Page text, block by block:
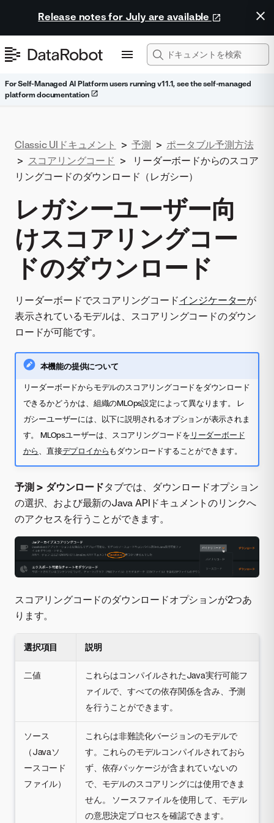
Release notes for July are available
For Self-Managed AI Platform users running v11.1, see the self-managed
platform documentation
Classic UIドキュメント > 予測 > ポータブル予測方法
> スコアリングコード >
リーダーボードからのスコア
リングコードのダウンロード（レガシー）
レガシーユーザー向
けスコアリングコー
ドのダウンロード
リーダーボードでスコアリングコードインジケーターが
表示されているモデルは、スコアリングコードのダウン
ロードが可能です。
本機能の提供について
リーダーボードからモデルのスコアリングコードをダウンロード
できるかどうかは、組織のMLOps設定によって異なります。 レ
ガシーユーザーには、以下に説明されるオプションが表示されま
す。 MLOpsユーザーは、スコアリングコードを リーダーボード
から
、直接デプロイからもダウンロードすることができます。
予測 > ダウンロードタブでは、ダウンロードオプション
の選択、および最新のJava APIドキュメントのリンクへ
のアクセスを行うことができます。
スコアリングコードのダウンロードオプションが2つあ
ります。
選択項目 説明
二値
これらはコンパイルされたJava実行可能フ
ァイルで、すべての依存関係を含み、予測
を行うことができます。
ソース
（Javaソ
ースコード
ファイル）
これらは非難読化バージョンのモデルで
す。これらのモデルコンパイルされておら
ず、依存パッケージが含まれていないの
で、モデルのスコアリングには使用できま
せん。 ソースファイルを使用して、モデル
の意思決定プロセスを確認できます。